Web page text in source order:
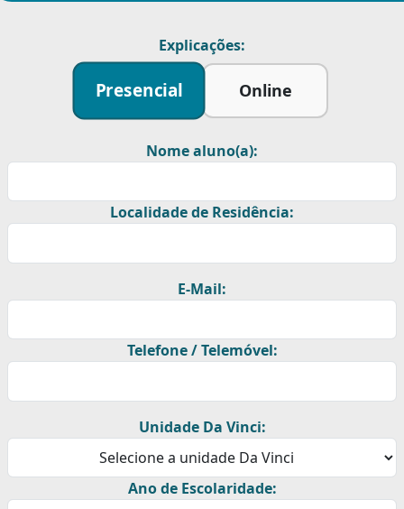
Explicações:
Presencial Online
Nome aluno(a):
Localidade de Residência:
E-Mail:
Telefone / Telemóvel:
Unidade Da Vinci:
Ano de Escolaridade: